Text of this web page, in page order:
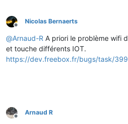
Offline
Nicolas Bernaerts
@Arnaud-R A priori le problème wifi
et touche différents IOT.
https://dev.freebox.fr/bugs/task/
Offline
Arnaud R